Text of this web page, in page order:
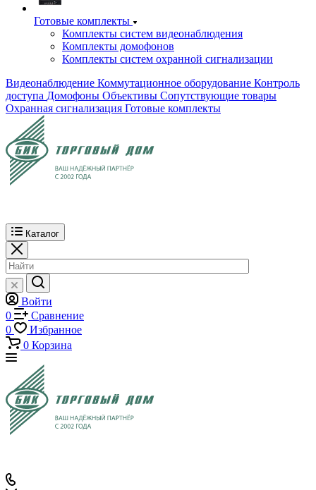
Готовые комплекты
Комплекты систем видеонаблюдения
Комплекты домофонов
Комплекты систем охранной сигнализации
Видеонаблюдение Коммутационное оборудование Контроль
доступа Домофоны Объективы Сопутствующие товары
Охранная сигнализация Готовые комплекты
Каталог
Войти
0
Сравнение
0
Избранное
0 Корзина